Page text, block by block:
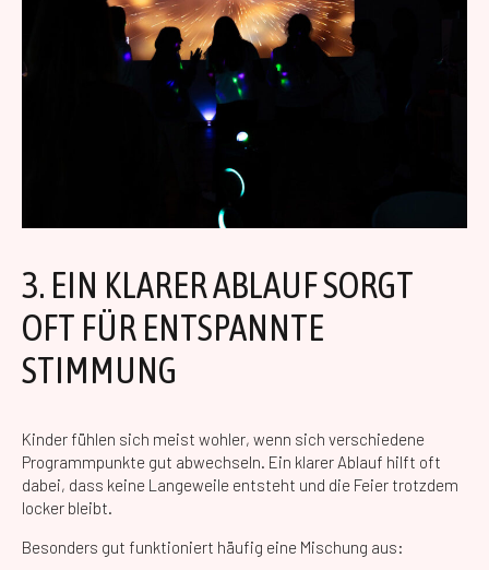
3. EIN KLARER ABLAUF SORGT
OFT FÜR ENTSPANNTE
STIMMUNG
Kinder fühlen sich meist wohler, wenn sich verschiedene
Programmpunkte gut abwechseln. Ein klarer Ablauf hilft oft
dabei, dass keine Langeweile entsteht und die Feier trotzdem
locker bleibt.
Besonders gut funktioniert häufig eine Mischung aus: